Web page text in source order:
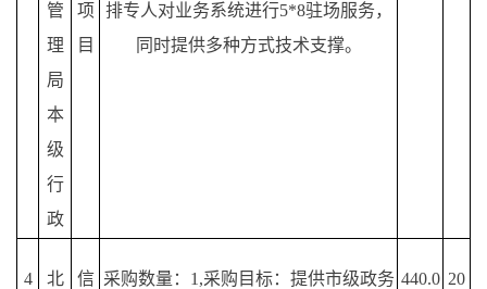
管
理
局
本
级
行
政
项
目
排专人对业务系统进行5*8驻场服务，
同时提供多种方式技术支撑。
4
北
信 采购数量： 1,采购目标：提供市级政务 440.0 20